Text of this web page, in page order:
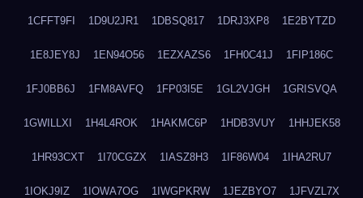
1CFFT9FI 1D9U2JR1 1DBSQ817 1DRJ3XP8 1E2BYTZD
1E8JEY8J 1EN94O56 1EZXAZS6 1FH0C41J 1FIP186C
1FJ0BB6J 1FM8AVFQ 1FP03I5E 1GL2VJGH 1GRISVQA
1GWILLXI 1H4L4ROK 1HAKMC6P 1HDB3VUY 1HHJEK58
1HR93CXT 1I70CGZX 1IASZ8H3 1IF86W04 1IHA2RU7
1IOKJ9IZ 1IOWA7OG 1IWGPKRW 1JEZBYO7 1JFVZL7X